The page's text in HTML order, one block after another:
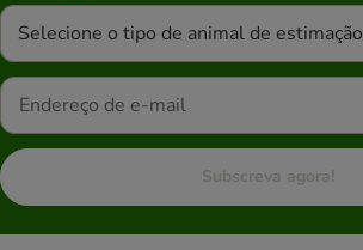
Selecione o tipo de animal de estimação
Subscreva agora!